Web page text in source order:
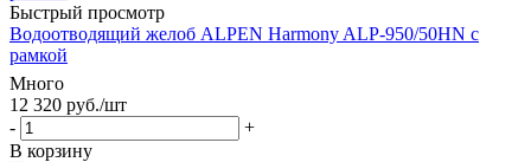
Быстрый просмотр
Водоотводящий желоб ALPEN Harmony ALP-950/50HN с
рамкой
Много
12 320 руб./шт
-
+
В корзину